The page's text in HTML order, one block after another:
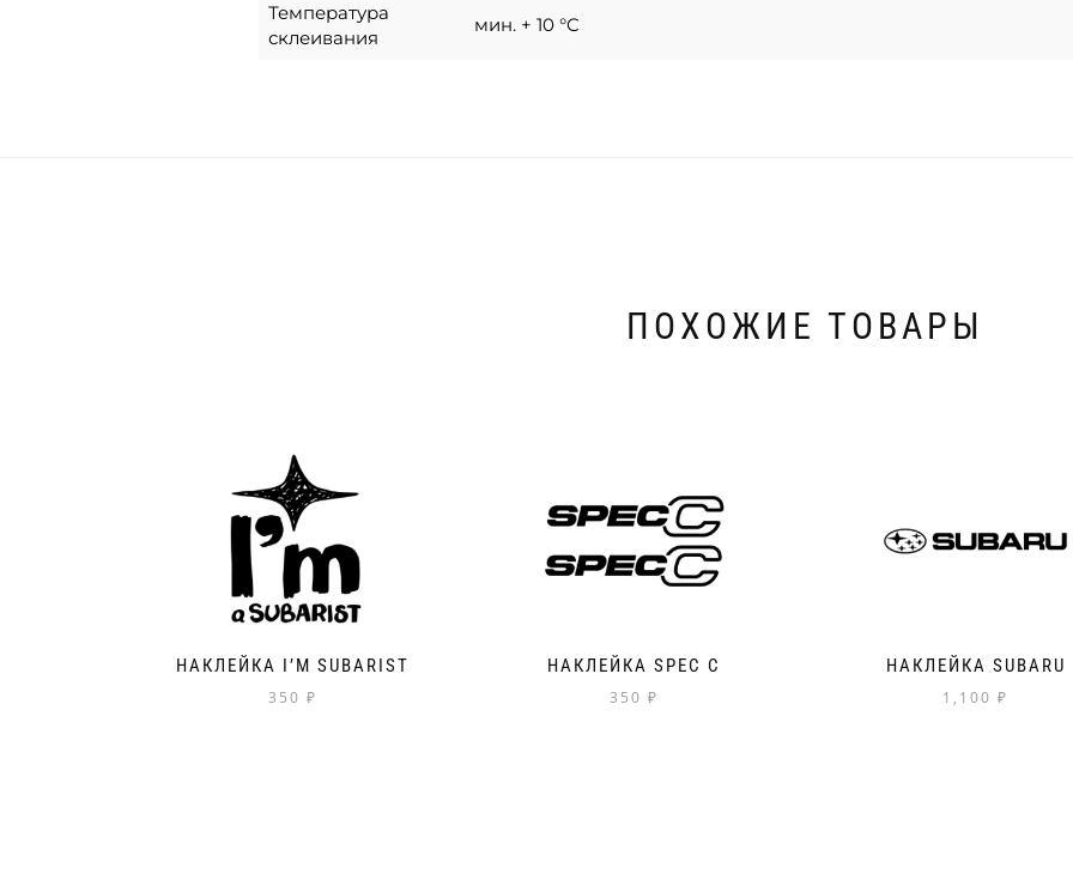
Температура
склеивания
мин. + 10 °C
ПОХОЖИЕ ТОВАРЫ
НАКЛЕЙКА I’M SUBARIST
350 ₽
НАКЛЕЙКА SPEC C
350 ₽
НАКЛЕЙКА SUBARU
1,100 ₽